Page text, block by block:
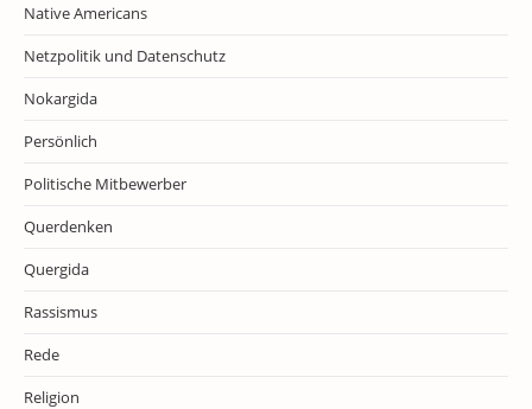
Native Americans
Netzpolitik und Datenschutz
Nokargida
Persönlich
Politische Mitbewerber
Querdenken
Quergida
Rassismus
Rede
Religion